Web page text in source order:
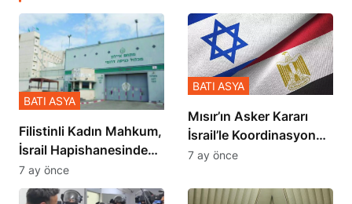
Filistinli Kadın Mahkum,
İsrail Hapishanesindeki
Zulmü Anlattı
BATI ASYA
7 ay önce
Mısır’ın Asker Kararı
İsrail’le Koordinasyon
İçinde Gerçekleşmiş
BATI ASYA
7 ay önce